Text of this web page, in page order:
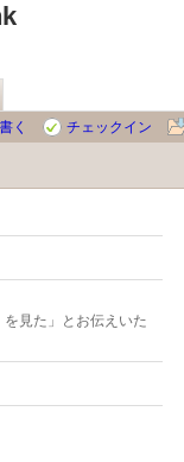
く
チェックイン
見た」とお伝えいた